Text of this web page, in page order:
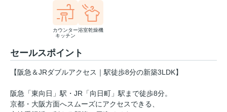
カウンター
キッチン
浴室乾燥機
セールスポイント
【阪急＆JRダブルアクセス｜駅徒歩8分の新築3LDK】
阪急「東向日」駅・JR「向日町」駅まで徒歩8分。
京都・大阪方面へスムーズにアクセスできる、